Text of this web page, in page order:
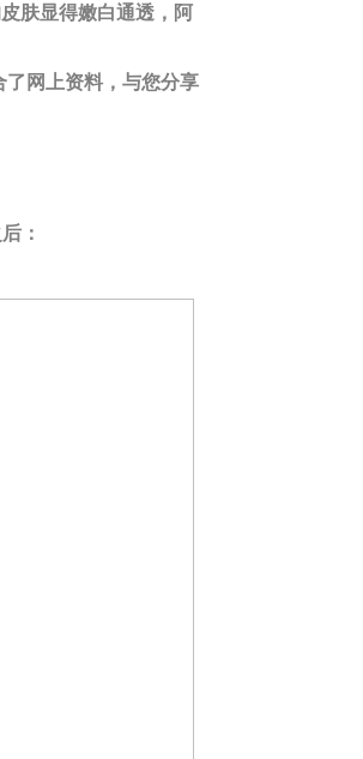
肤显得嫩白通透，阿
网上资料，与您分享
：